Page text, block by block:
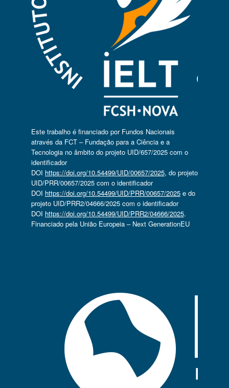
Este trabalho é financiado por Fundos Nacionais
através da FCT – Fundação para a Ciência e a
Tecnologia no âmbito do projeto UID/657/2025 com o
identificador
DOI https://doi.org/10.54499/UID/00657/2025, do projeto
UID/PRR/00657/2025 com o identificador
DOI https://doi.org/10.54499/UID/PRR/00657/2025e do
projeto UID/PRR2/04666/2025 com o identificador
DOI https://doi.org/10.54499/UID/PRR2/04666/2025.
Financiado pela União Europeia – Next GenerationEU